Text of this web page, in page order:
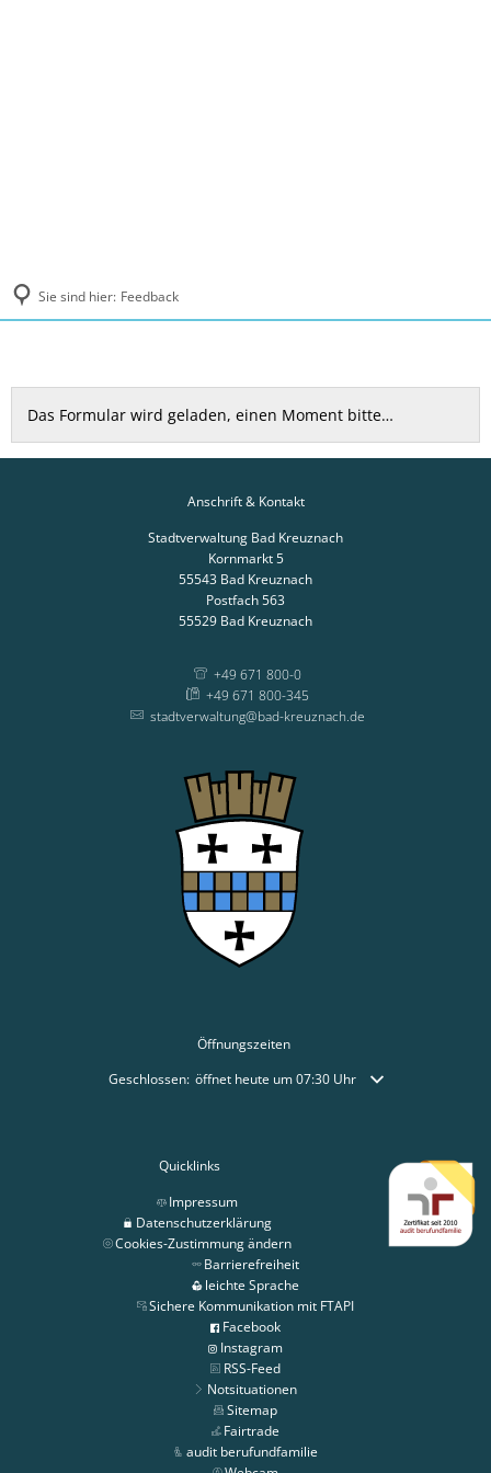
Sie sind hier: Feedback
Feedback
Das Formular wird geladen, einen Moment bitte…
Anschrift & Kontakt
Stadtverwaltung Bad Kreuznach
Kornmarkt 5
55543 Bad Kreuznach
Postfach 563
55529 Bad Kreuznach
+49 671 800-0
+49 671 800-345
stadtverwaltung@bad-kreuznach.de
Öffnungszeiten
Klicken, um weitere Öffnungs- oder Schließzeiten
Geschlossen: öffnet heute um 07:30 Uhr
Quicklinks
Impressum
Datenschutzerklärung
Cookies-Zustimmung ändern
Barrierefreiheit
leichte Sprache
Sichere Kommunikation mit FTAPI
Facebook
Instagram
RSS-Feed
Notsituationen
Sitemap
Fairtrade
audit berufundfamilie